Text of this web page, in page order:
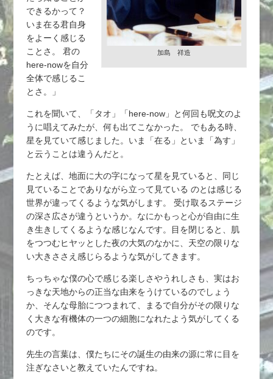
加島 祥造
できるかって？
いま在る君自身
をよーく感じる
ことさ。 君の
here-nowを自分
全体で感じるこ
とさ。」
これを聞いて、「タオ」「here-now」と何回も呪文のよ
うに唱えてみたが、何も出てこなかった。 でもある時、
星を見ていて感じました。いま「在る」といま「為す」
と云うことは違うんだと。
たとえば、地面に大の字になって星を見ていると、同じ
見ていることでありながら立って見ている のとは感じる
世界が違ってくるような気がします。 受け取るステージ
の深さ広さが違うというか。なにかもっと心が自由に生
き生きしてくるような感じなんです。目を閉じると、肌
をつつむヒヤッとした夜の大気のなかに、天空の限りな
い大きささえ感じらるような気がしてきます。
ちっちゃな僕の心で感じる楽しさやうれしさも、実はお
っきな天地からの正当な由来をうけているのでしょう
か、そんな母胎につつまれて、まるで自分がその限りな
く大きな有機体の一つの細胞になれたよう気がしてくる
のです。
先生の言葉は、僕たちにその誕生の由来の源に常に目を
注ぎなさいと教えていたんですね。